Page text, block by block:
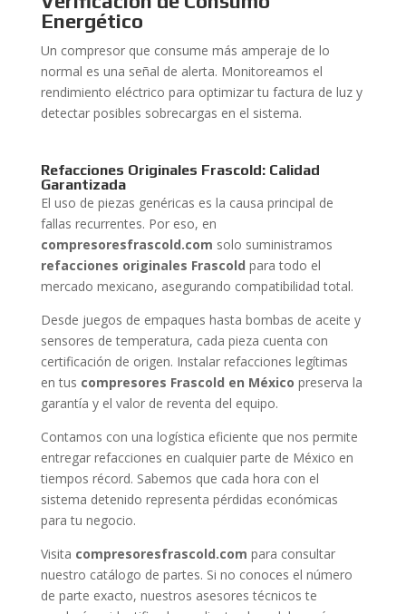
Energético
Un compresor que consume más amperaje de lo
normal es una señal de alerta. Monitoreamos el
rendimiento eléctrico para optimizar tu factura de luz y
detectar posibles sobrecargas en el sistema.
Refacciones Originales Frascold: Calidad
Garantizada
El uso de piezas genéricas es la causa principal de
fallas recurrentes. Por eso, en
compresoresfrascold.com solo suministramos
refacciones originales Frascold para todo el
mercado mexicano, asegurando compatibilidad total.
Desde juegos de empaques hasta bombas de aceite y
sensores de temperatura, cada pieza cuenta con
certificación de origen. Instalar refacciones legítimas
en tus compresores Frascold en México preserva la
garantía y el valor de reventa del equipo.
Contamos con una logística eficiente que nos permite
entregar refacciones en cualquier parte de México en
tiempos récord. Sabemos que cada hora con el
sistema detenido representa pérdidas económicas
para tu negocio.
Visita compresoresfrascold.com para consultar
nuestro catálogo de partes. Si no conoces el número
de parte exacto, nuestros asesores técnicos te